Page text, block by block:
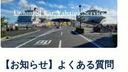
【お知らせ】よくある質問